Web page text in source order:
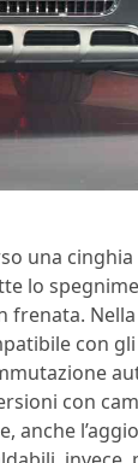
una cinghia
lo
con
con
anche